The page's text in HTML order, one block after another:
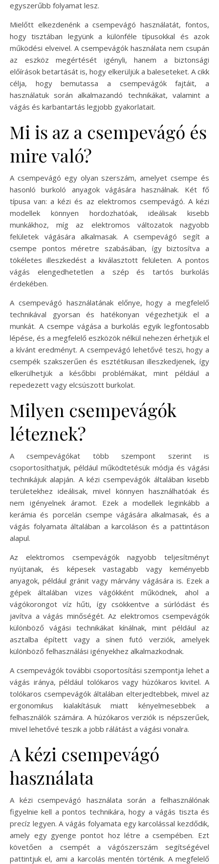
egyszerűbb folyamat lesz.
Mielőtt elkezdenénk a csempevágó használatát, fontos,
hogy tisztában legyünk a különféle típusokkal és azok
működési elveivel. A csempevágók használata nem csupán
az eszköz megértését igényli, hanem a biztonsági
előírások betartását is, hogy elkerüljük a baleseteket. A cikk
célja, hogy bemutassa a csempevágók fajtáit, a
használatuk során alkalmazandó technikákat, valamint a
vágás és karbantartás legjobb gyakorlatait.
Mi is az a csempevágó és
mire való?
A csempevágó egy olyan szerszám, amelyet csempe és
hasonló burkoló anyagok vágására használnak. Két fő
típusa van: a kézi és az elektromos csempevágó. A kézi
modellek könnyen hordozhatóak, ideálisak kisebb
munkákhoz, míg az elektromos változatok nagyobb
felületek vágására alkalmasak. A csempevágó segít a
csempe pontos méretre szabásában, így biztosítva a
tökéletes illeszkedést a kiválasztott felületen. A pontos
vágás elengedhetetlen a szép és tartós burkolás
érdekében.
A csempevágó használatának előnye, hogy a megfelelő
technikával gyorsan és hatékonyan végezhetjük el a
munkát. A csempe vágása a burkolás egyik legfontosabb
lépése, és a megfelelő eszközök nélkül nehezen érhetjük el
a kívánt eredményt. A csempevágó lehetővé teszi, hogy a
csempék szakszerűen és esztétikusan illeszkedjenek, így
elkerülhetjük a későbbi problémákat, mint például a
repedezett vagy elcsúszott burkolat.
Milyen csempevágók
léteznek?
A csempevágókat több szempont szerint is
csoportosíthatjuk, például működtetésük módja és vágási
technikájuk alapján. A kézi csempevágók általában kisebb
területekhez ideálisak, mivel könnyen használhatóak és
nem igényelnek áramot. Ezek a modellek leginkább a
kerámia és porcelán csempe vágására alkalmasak, és a
vágás folyamata általában a karcoláson és a pattintáson
alapul.
Az elektromos csempevágók nagyobb teljesítményt
nyújtanak, és képesek vastagabb vagy keményebb
anyagok, például gránit vagy márvány vágására is. Ezek a
gépek általában vizes vágókként működnek, ahol a
vágókorongot víz hűti, így csökkentve a súrlódást és
javítva a vágás minőségét. Az elektromos csempevágók
különböző vágási technikákat kínálnak, mint például az
asztalba épített vagy a sínen futó verziók, amelyek
különböző felhasználási igényekhez alkalmazkodnak.
A csempevágók további csoportosítási szempontja lehet a
vágás iránya, például tolókaros vagy húzókaros kivitel. A
tolókaros csempevágók általában elterjedtebbek, mivel az
ergonomikus kialakításuk miatt kényelmesebbek a
felhasználók számára. A húzókaros verziók is népszerűek,
mivel lehetővé teszik a jobb rálátást a vágási vonalra.
A kézi csempevágó
használata
A kézi csempevágó használata során a felhasználónak
figyelnie kell a pontos technikára, hogy a vágás tiszta és
precíz legyen. A vágás folyamata egy karcolással kezdődik,
amely egy gyenge pontot hoz létre a csempében. Ezt
követően a csempét a vágószerszám segítségével
pattintjuk el, ami a karcolás mentén történik. A megfelelő